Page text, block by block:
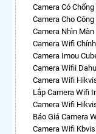
Camera Có
Camera Cho
Camera Nhìn
Camera Wifi
Camera Imou
Camera Wifii
Camera Wifi
Lắp Camera Wifi
Camera Wifi
Báo Giá Camera
Camera Wifi